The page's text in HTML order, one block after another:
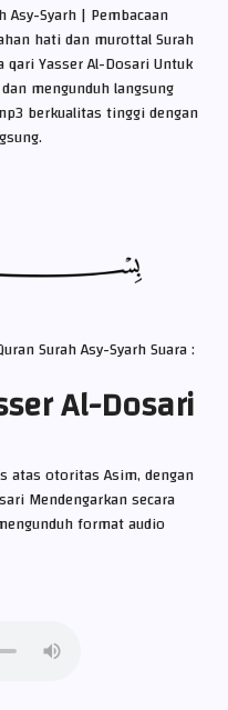
Asy-Syarh | Pembacaan
hati dan murottal Surah
qari Yasser Al-Dosari Untuk
mengunduh langsung
berkualitas tinggi dengan
Surah Asy-Syarh Suara :
Al-Dosari
atas otoritas Asim, dengan
Mendengarkan secara
format audio